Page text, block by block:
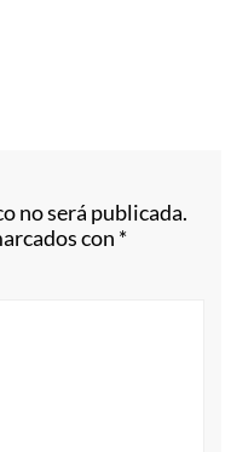
no será publicada.
con *